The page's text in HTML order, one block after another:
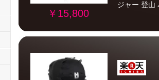
￥15,800
ジャー 登山